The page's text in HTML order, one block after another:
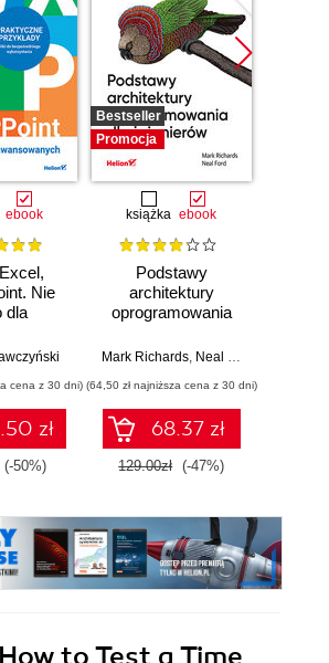
ebook
Nie
dla
cena z 30 dni)
zł
(-50%)
Bestseller
Promocja
książka ebook
Podstawy
architektury
oprogramowania
Wydanie II
Mark Richards, Neal Ford
(64,50 zł najniższa cena z 30 dni)
68.37 zł
129.00zł (-47%)